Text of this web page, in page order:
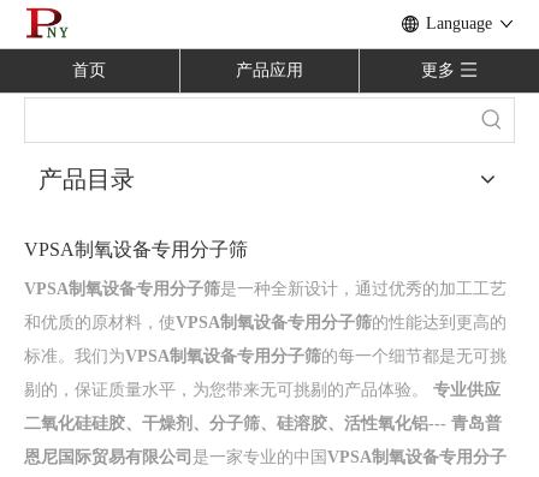
Language
首页 产品应用 更多
产品目录
VPSA制氧设备专用分子筛
VPSA制氧设备专用分子筛是一种全新设计，通过优秀的加工工艺
和优质的原材料，使VPSA制氧设备专用分子筛的性能达到更高的
标准。我们为VPSA制氧设备专用分子筛的每一个细节都是无可挑
剔的，保证质量水平，为您带来无可挑剔的产品体验。 专业供应
二氧化硅硅胶、干燥剂、分子筛、硅溶胶、活性氧化铝--- 青岛普
恩尼国际贸易有限公司 是一家专业的中国 VPSA制氧设备专用分子